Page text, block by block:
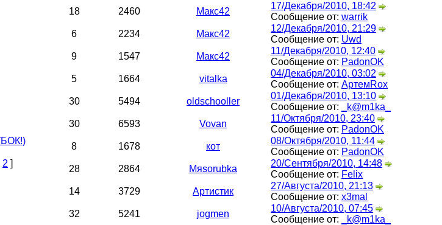
18 2460 Макс42
17/Декабря/2010, 18:42
Сообщение от: warrik
6 2234 Макс42
12/Декабря/2010, 21:29
Сообщение от: Uwd
9 1547 Макс42
11/Декабря/2010, 12:40
Сообщение от: PadonOK
5 1664 vitalka
04/Декабря/2010, 03:02
Сообщение от: АртемRox
30 5494 oldschooller
01/Декабря/2010, 13:10
Сообщение от:
_k@m1ka_
30 6593 Vovan
11/Октября/2010, 23:40
Сообщение от: PadonOK
8 1678 кот
08/Октября/2010, 11:44
Сообщение от: PadonOK
2 ]
28 2864 Mяsorubka
20/Сентября/2010, 14:48
Сообщение от: Felix
14 3729 Артистик
27/Августа/2010, 21:13
Сообщение от: x3mal
32 5241 jogmen
10/Августа/2010, 07:45
Сообщение от:
_k@m1ka_